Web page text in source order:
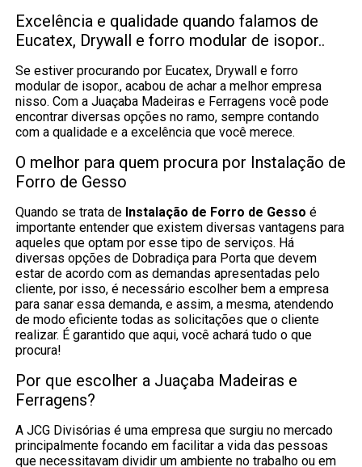
Excelência e qualidade quando falamos de
Eucatex, Drywall e forro modular de isopor..
Se estiver procurando por Eucatex, Drywall e forro
modular de isopor., acabou de achar a melhor empresa
nisso. Com a Juaçaba Madeiras e Ferragens você pode
encontrar diversas opções no ramo, sempre contando
com a qualidade e a excelência que você merece.
O melhor para quem procura por Instalação de
Forro de Gesso
Quando se trata de Instalação de Forro de Gesso é
importante entender que existem diversas vantagens para
aqueles que optam por esse tipo de serviços. Há
diversas opções de Dobradiça para Porta que devem
estar de acordo com as demandas apresentadas pelo
cliente, por isso, é necessário escolher bem a empresa
para sanar essa demanda, e assim, a mesma, atendendo
de modo eficiente todas as solicitações que o cliente
realizar. É garantido que aqui, você achará tudo o que
procura!
Por que escolher a Juaçaba Madeiras e
Ferragens?
A JCG Divisórias é uma empresa que surgiu no mercado
principalmente focando em facilitar a vida das pessoas
que necessitavam dividir um ambiente no trabalho ou em